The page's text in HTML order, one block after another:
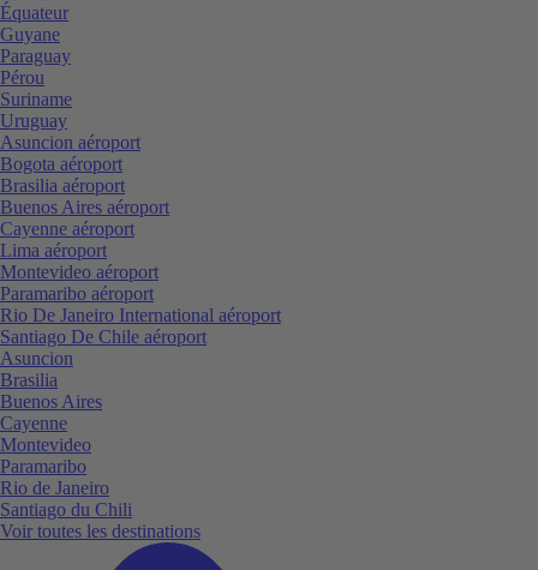
Équateur
Guyane
Paraguay
Pérou
Suriname
Uruguay
Asuncion aéroport
Bogota aéroport
Brasilia aéroport
Buenos Aires aéroport
Cayenne aéroport
Lima aéroport
Montevideo aéroport
Paramaribo aéroport
Rio De Janeiro International aéroport
Santiago De Chile aéroport
Asuncion
Brasilia
Buenos Aires
Cayenne
Montevideo
Paramaribo
Rio de Janeiro
Santiago du Chili
Voir toutes les destinations